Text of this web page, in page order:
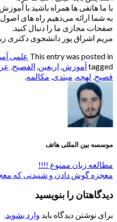
با ما هاتفی ها همراه باشید با
به شما ارائه می‌دهیم راه های اصول
صفحات مجازی ما را دنبال کنید.
مریم اشراق پور دانشجوی دکتری
This entry was posted in علمی
tagged آموزش, اربعین, الفصيح,
فصیح, لهجه, مبتدی, مکالمه.
موسسه بین المللی هاتف
مطالعه زبان ممنوع !!!!
معجزه گوش دادن و شنیدنی که
دیدگاهتان را بنویسید
برای نوشتن دیدگاه باید وارد بشوید.